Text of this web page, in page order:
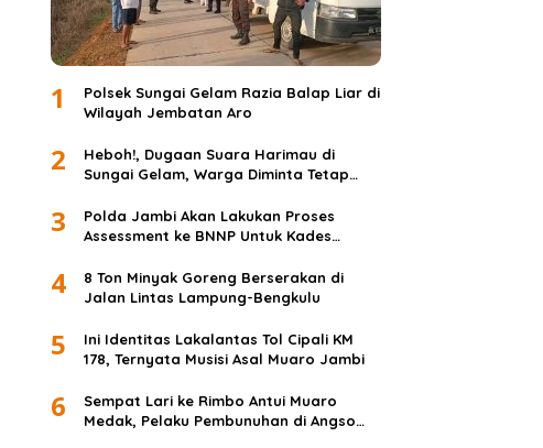
1
Polsek Sungai Gelam Razia Balap Liar di
Wilayah Jembatan Aro
2
Heboh!, Dugaan Suara Harimau di
Sungai Gelam, Warga Diminta Tetap
3
Polda Jambi Akan Lakukan Proses
Assessment ke BNNP Untuk Kades
4
8 Ton Minyak Goreng Berserakan di
Jalan Lintas Lampung-Bengkulu
5
Ini Identitas Lakalantas Tol Cipali KM
178, Ternyata Musisi Asal Muaro Jambi
6
Sempat Lari ke Rimbo Antui Muaro
Medak, Pelaku Pembunuhan di Angso